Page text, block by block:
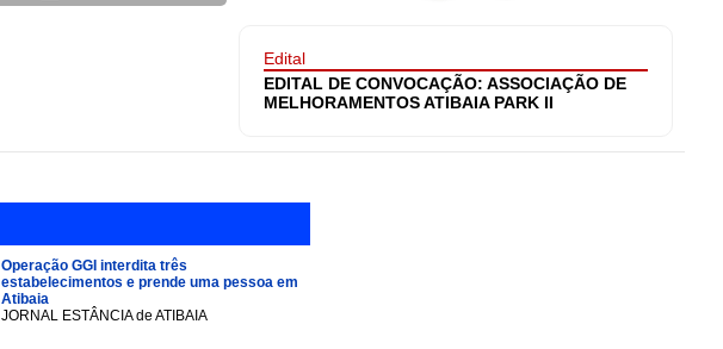
Edital
EDITAL DE CONVOCAÇÃO: ASSOCIAÇÃO DE
MELHORAMENTOS ATIBAIA PARK II
Operação GGI interdita três
estabelecimentos e prende uma pessoa em
Atibaia
JORNAL ESTÂNCIA de ATIBAIA